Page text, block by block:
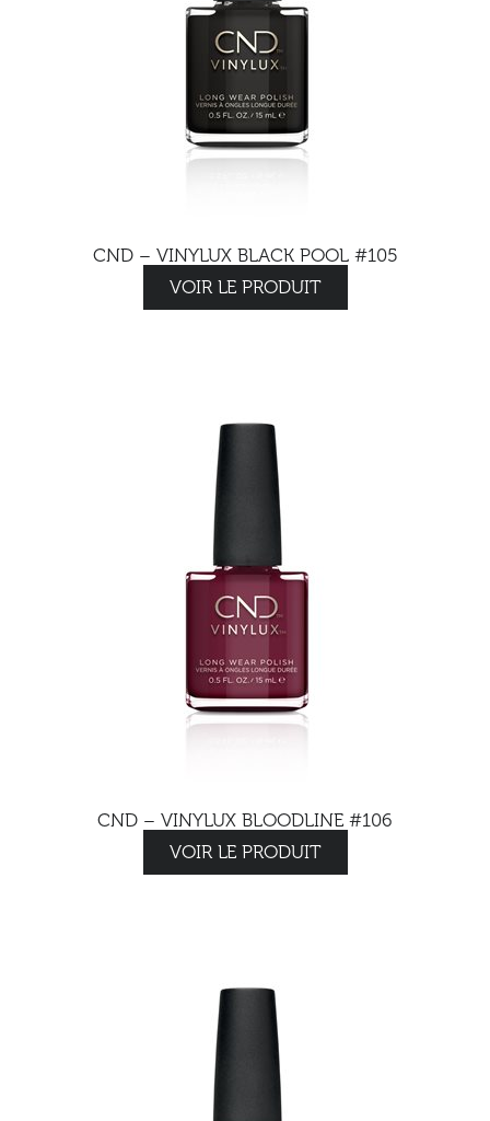
CND – VINYLUX BLACK POOL #105
VOIR LE PRODUIT
CND – VINYLUX BLOODLINE #106
VOIR LE PRODUIT